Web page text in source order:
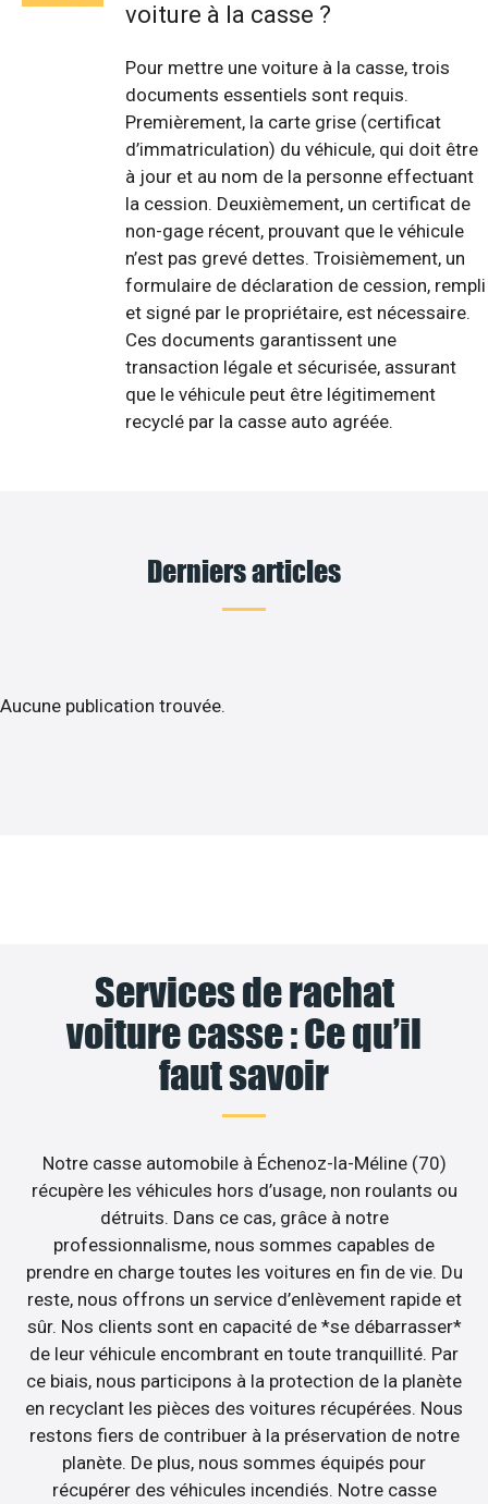
voiture à la casse ?
Pour mettre une voiture à la casse, trois
documents essentiels sont requis.
Premièrement, la carte grise (certificat
d’immatriculation) du véhicule, qui doit être
à jour et au nom de la personne effectuant
la cession. Deuxièmement, un certificat de
non-gage récent, prouvant que le véhicule
n’est pas grevé dettes. Troisièmement, un
formulaire de déclaration de cession, rempli
et signé par le propriétaire, est nécessaire.
Ces documents garantissent une
transaction légale et sécurisée, assurant
que le véhicule peut être légitimement
recyclé par la casse auto agréée.
Derniers articles
Aucune publication trouvée.
Services de rachat
voiture casse : Ce qu’il
faut savoir
Notre casse automobile à Échenoz-la-Méline (70)
récupère les véhicules hors d’usage, non roulants ou
détruits. Dans ce cas, grâce à notre
professionnalisme, nous sommes capables de
prendre en charge toutes les voitures en fin de vie. Du
reste, nous offrons un service d’enlèvement rapide et
sûr. Nos clients sont en capacité de *se débarrasser*
de leur véhicule encombrant en toute tranquillité. Par
ce biais, nous participons à la protection de la planète
en recyclant les pièces des voitures récupérées. Nous
restons fiers de contribuer à la préservation de notre
planète. De plus, nous sommes équipés pour
récupérer des véhicules incendiés. Notre casse